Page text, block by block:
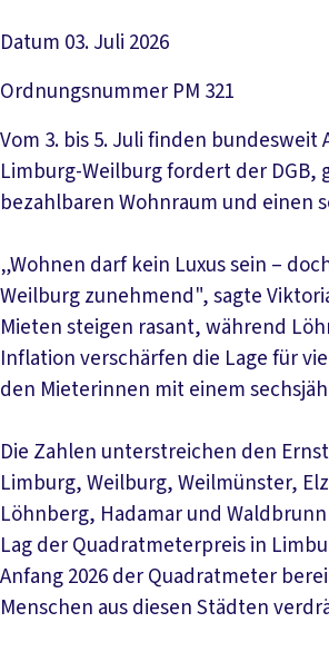
Datum 03. Juli 2026
Ordnungsnummer PM 321
Vom 3. bis 5. Juli finden
Limburg-Weilburg fordert der
bezahlbaren Wohnraum und einen
„Wohnen darf kein Luxus sein –
Weilburg zunehmend", sagte
Mieten steigen rasant, während
Inflation verschärfen die Lage für
den Mieterinnen mit einem
Die Zahlen unterstreichen den
Limburg, Weilburg, Weilmünster,
Löhnberg, Hadamar und
Lag der Quadratmeterpreis in
Anfang 2026 der Quadratmeter
Menschen aus diesen Städten